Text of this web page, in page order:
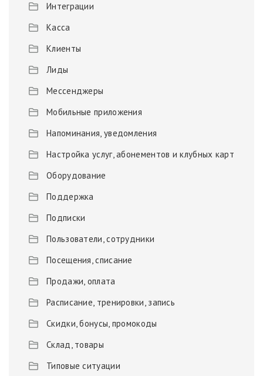
Интеграции
Касса
Клиенты
Лиды
Мессенджеры
Мобильные приложения
Напоминания, уведомления
Настройка услуг, абонементов и клубных карт
Оборудование
Поддержка
Подписки
Пользователи, сотрудники
Посещения, списание
Продажи, оплата
Расписание, тренировки, запись
Скидки, бонусы, промокоды
Склад, товары
Типовые ситуации